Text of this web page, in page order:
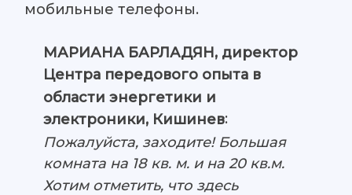
мобильные телефоны.
МАРИАНА БАРЛАДЯН, директор
Центра передового опыта в
области энергетики и
электроники, Кишинев:
Пожалуйста, заходите! Большая
комната на 18 кв. м. и на 20 кв.м.
Хотим отметить, что здесь